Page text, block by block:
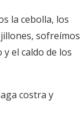
la cebolla, los
sofreímos
el caldo de los
costra y